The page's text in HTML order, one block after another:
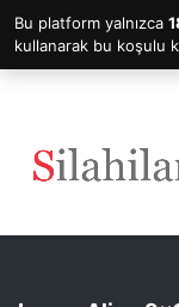
Bu platform yalnızca
kullanarak bu koşulu